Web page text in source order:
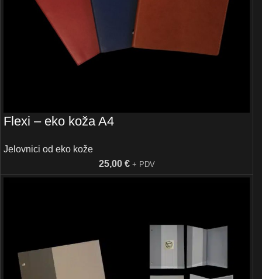
Flexi – eko koža A4
Jelovnici od eko kože
25,00 € + PDV